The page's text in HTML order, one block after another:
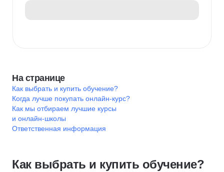
На странице
Как выбрать и купить обучение?
Когда лучше покупать онлайн-курс?
Как мы отбираем лучшие курсы
и онлайн-школы
Ответственная информация
Как выбрать и купить обучение?